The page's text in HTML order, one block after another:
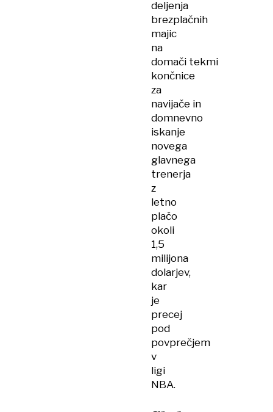
deljenja
brezplačnih
majic
na
domači tekmi
končnice
za
navijače in
domnevno
iskanje
novega
glavnega
trenerja
z
letno
plačo
okoli
1,5
milijona
dolarjev,
kar
je
precej
pod
povprečjem
v
ligi
NBA.